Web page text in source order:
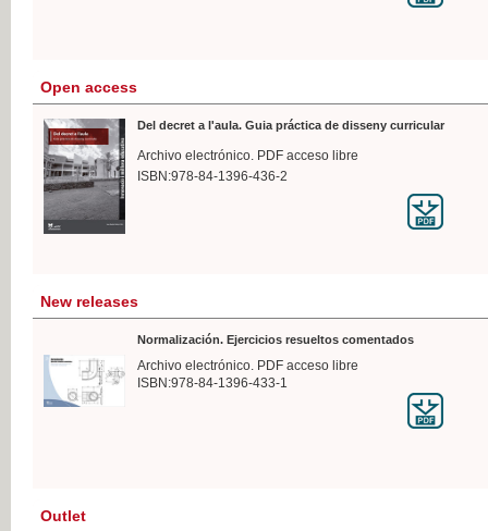
Open access
Del decret a l'aula. Guia práctica de disseny curricular
Archivo electrónico. PDF acceso libre
ISBN:978-84-1396-436-2
New releases
Normalización. Ejercicios resueltos comentados
Archivo electrónico. PDF acceso libre
ISBN:978-84-1396-433-1
Outlet